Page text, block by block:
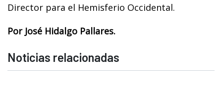
Director para el Hemisferio Occidental.
Por José Hidalgo Pallares.
Noticias relacionadas